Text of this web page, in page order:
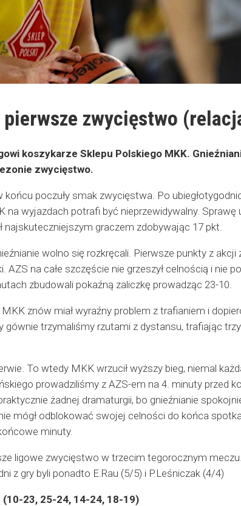
zwycięstwo
koszykarze Sklepu Polskiego MKK.
zwycięstwo.
końcu poczuły smak zwycięstwa. Po
na wyjazdach potrafi być nieprzewidywalny. Sprawę
graczem zdobywając 17 pkt.
wolno się rozkręcali. Pierwsze punkty z akcji
na całe szczęście nie grzeszył celnością i nie
zbudowali pokaźną zaliczkę prowadząc 23-10.
znów miał wyraźny problem z trafianiem i
gównie trzymaliśmy rzutami z dystansu, trafiając
To wtedy MKK wrzucił wyższy bieg, niemal
prowadziliśmy z AZS-em na 4. minuty przed
żadnej dramaturgii, bo gnieźnianie
mógł odblokować swojej celności do końca
minuty.
ligowe zwycięstwo w trzecim tegorocznym
z gry byli ponadto E.Rau (5/5) i P.Leśniczak (4/4)
(10-23, 25-24, 14-24, 18-19)